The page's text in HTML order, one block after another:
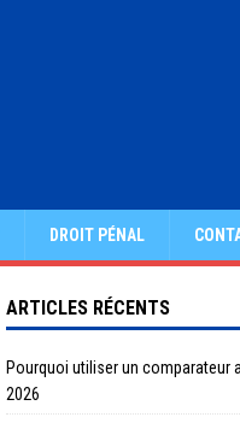
DROIT PÉNAL
ARTICLES RÉCENTS
Pourquoi utiliser un comparateur
2026